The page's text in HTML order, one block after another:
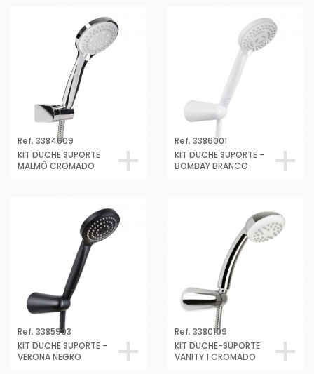
Ref. 3384609
KIT DUCHE SUPORTE
MALMÖ CROMADO
Ref. 3386001
KIT DUCHE SUPORTE -
BOMBAY BRANCO
Ref. 3385903
KIT DUCHE SUPORTE -
VERONA NEGRO
Ref. 3380109
KIT DUCHE-SUPORTE
VANITY 1 CROMADO